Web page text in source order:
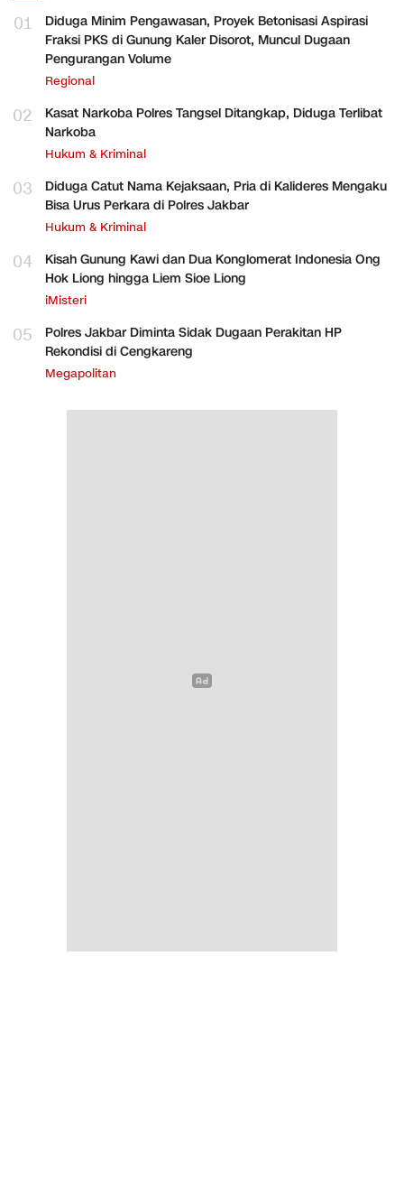
01
Diduga Minim Pengawasan, Proyek Betonisasi Aspirasi
Fraksi PKS di Gunung Kaler Disorot, Muncul Dugaan
Pengurangan Volume
Regional
02
Kasat Narkoba Polres Tangsel Ditangkap, Diduga Terlibat
Narkoba
Hukum & Kriminal
03
Diduga Catut Nama Kejaksaan, Pria di Kalideres Mengaku
Bisa Urus Perkara di Polres Jakbar
Hukum & Kriminal
04
Kisah Gunung Kawi dan Dua Konglomerat Indonesia Ong
Hok Liong hingga Liem Sioe Liong
iMisteri
05
Polres Jakbar Diminta Sidak Dugaan Perakitan HP
Rekondisi di Cengkareng
Megapolitan